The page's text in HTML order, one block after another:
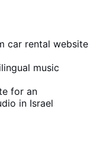
car rental website
music
for an
in Israel